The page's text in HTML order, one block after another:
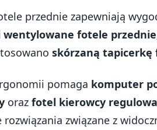
przednie zapewniają
wentylowane fotele przednie
skórzaną tapicerkę
pomaga komputer
oraz fotel kierowcy
rozwiązania związane z